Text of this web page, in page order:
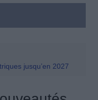
jusqu’en 2027